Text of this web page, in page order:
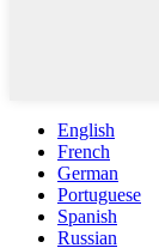
English
French
German
Portuguese
Spanish
Russian